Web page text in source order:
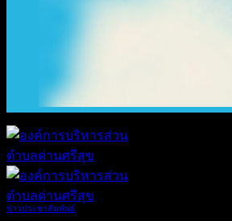
ข่าวประชาสัมพันธ์